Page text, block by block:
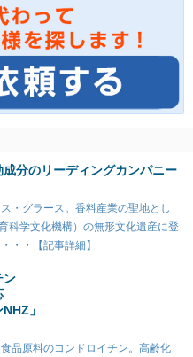
分のリーディングカンパニー
・グラース。香料産業の聖地とし
科学文化機構）の無形文化遺産に登
・・【記事詳細】
ン
」
品原料のコンドロイチン。高齢化